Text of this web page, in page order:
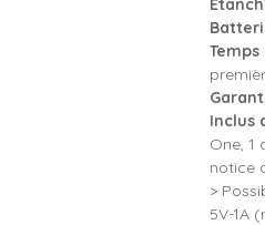
Inclus
One, 1
notice
>
5V-1A